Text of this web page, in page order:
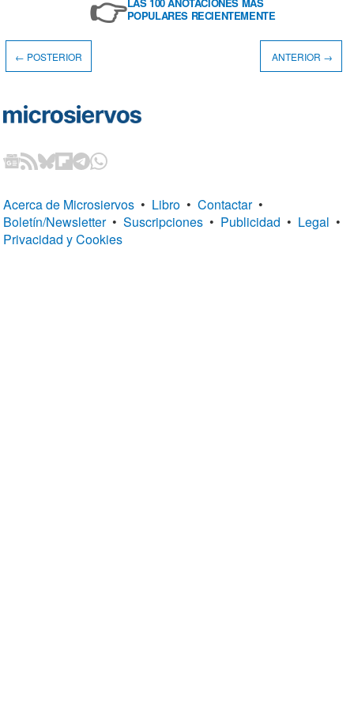
👉LAS 100 ANOTACIONES MÁS
POPULARES RECIENTEMENTE
← POSTERIOR ANTERIOR →
Acerca de Microsiervos • Libro • Contactar •
Boletín/Newsletter • Suscripciones • Publicidad • Legal •
Privacidad y Cookies